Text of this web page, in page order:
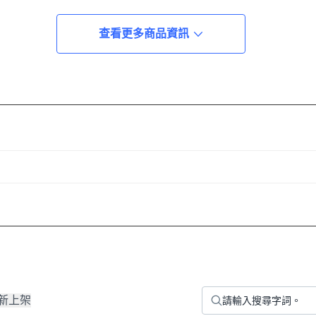
查看更多商品資訊
上架